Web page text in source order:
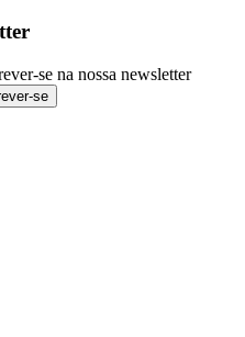
se na nossa newsletter
se